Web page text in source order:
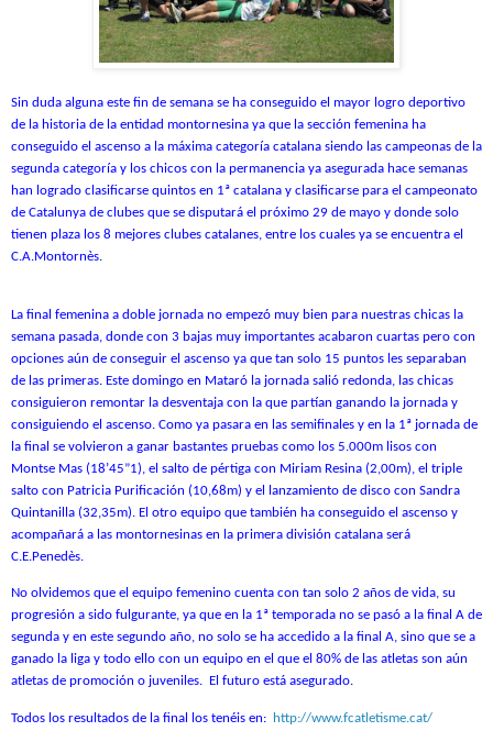
Sin duda alguna este fin de semana se ha conseguido el mayor logro deportivo
de la historia de la entidad montornesina ya que la sección femenina ha
conseguido el ascenso a la máxima categoría catalana siendo las campeonas de la
segunda categoría y los chicos con la permanencia ya asegurada hace semanas
han logrado clasificarse quintos en 1ª catalana y clasificarse para el campeonato
de Catalunya de clubes que se disputará el próximo 29 de mayo y donde solo
tienen plaza los 8 mejores clubes catalanes, entre los cuales ya se encuentra el
C.A.Montornès.
La final femenina a doble jornada no empezó muy bien para nuestras chicas la
semana pasada, donde con 3 bajas muy importantes acabaron cuartas pero con
opciones aún de conseguir el ascenso ya que tan solo 15 puntos les separaban
de las primeras. Este domingo en Mataró la jornada salió redonda, las chicas
consiguieron remontar la desventaja con la que partían ganando la jornada y
consiguiendo el ascenso. Como ya pasara en las semifinales y en la 1ª jornada de
la final se volvieron a ganar bastantes pruebas como los 5.000m lisos con
Montse Mas (18’45”1), el salto de pértiga con Miriam Resina (2,00m), el triple
salto con Patricia Purificación (10,68m) y el lanzamiento de disco con Sandra
Quintanilla (32,35m). El otro equipo que también ha conseguido el ascenso y
acompañará a las montornesinas en la primera división catalana será
C.E.Penedès.
No olvidemos que el equipo femenino cuenta con tan solo 2 años de vida, su
progresión a sido fulgurante, ya que en la 1ª temporada no se pasó a la final A de
segunda y en este segundo año, no solo se ha accedido a la final A, sino que se a
ganado la liga y todo ello con un equipo en el que el 80% de las atletas son aún
atletas de promoción o juveniles. El futuro está asegurado.
Todos los resultados de la final los tenéis en:
http://www.fcatletisme.cat/